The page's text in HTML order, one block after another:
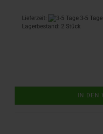
Lieferzeit: 3-5 Tage
Lagerbestand: 2 Stück
IN DEN